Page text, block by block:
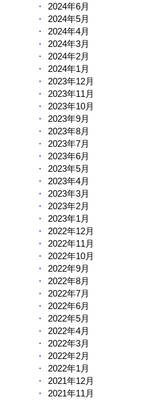
2024年6月
2024年5月
2024年4月
2024年3月
2024年2月
2024年1月
2023年12月
2023年11月
2023年10月
2023年9月
2023年8月
2023年7月
2023年6月
2023年5月
2023年4月
2023年3月
2023年2月
2023年1月
2022年12月
2022年11月
2022年10月
2022年9月
2022年8月
2022年7月
2022年6月
2022年5月
2022年4月
2022年3月
2022年2月
2022年1月
2021年12月
2021年11月